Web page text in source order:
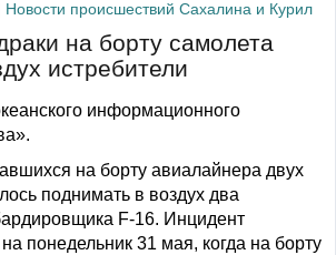
Новости происшествий Сахалина и Курил
на борту самолета
истребители
информационного
на борту авиалайнера двух
поднимать в воздух два
F-16. Инцидент
понедельник 31 мая, когда на борту